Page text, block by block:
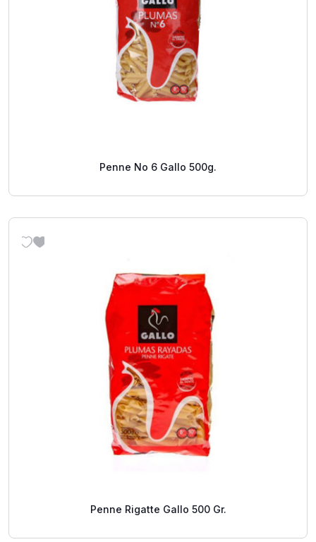
Penne No 6 Gallo 500g.
Penne Rigatte Gallo 500 Gr.